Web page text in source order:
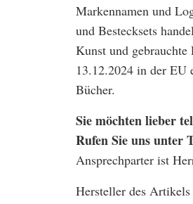
Markennamen und
und Bestecksets
Kunst und
13.12.2024 in der EU
Bücher.
Sie möchten lieber
Rufen Sie uns unter
Ansprechparter ist
Hersteller des Artikels